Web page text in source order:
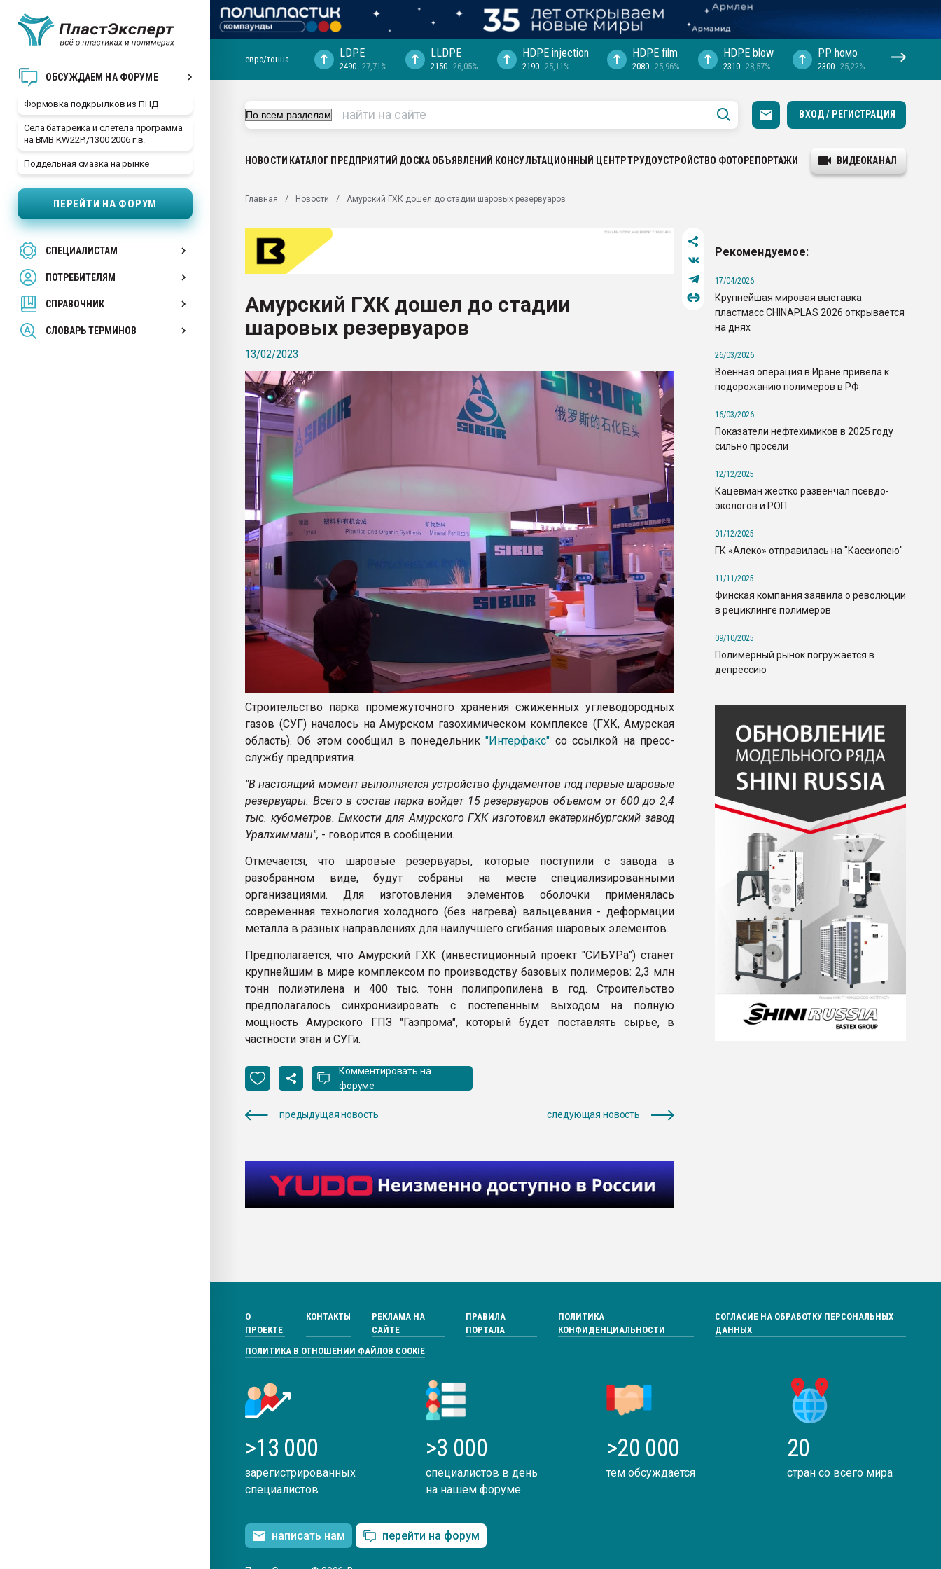
ОБСУЖДАЕМ НА ФОРУМЕ
Формовка подкрылков из ПНД
Села батарейка и слетела программа
на BMB KW22PI/1300 2006 г.в.
Поддельная смазка на рынке
ПЕРЕЙТИ НА ФОРУМ
СПЕЦИАЛИСТАМ
ПОТРЕБИТЕЛЯМ
СПРАВОЧНИК
СЛОВАРЬ ТЕРМИНОВ
29.07.2026 ФРП помог "Ижевскому
Вакуум-формовочные машины:
28.07.2026 Автоматизация выходит на
первый план в переработке
пластмасс
ситуацией на строительном рынке
Всё, что касается выдува ПЭТ
бутылок
ПЕРЕЙТИ НА ФОРУМ
евро/тонна LDPE
2490 27,71%
LLDPE
2150 26,05%
HDPE injection
2190 25,11%
HDPE film
2080 25,96%
HDPE blow
2310 28,57%
PP hомо
2300 25,22%
ВХОД / РЕГИСТРАЦИЯ
НОВОСТИ КАТАЛОГ ПРЕДПРИЯТИЙ ДОСКА ОБЪЯВЛЕНИЙ КОНСУЛЬТАЦИОННЫЙ ЦЕНТРТРУДОУСТРОЙСТВО ФОТОРЕПОРТАЖИ ВИДЕОКАНАЛ
Главная Новости Амурский ГХК дошел до стадии шаровых резервуаров
Амурский ГХК дошел до стадии
шаровых резервуаров
13/02/2023
Строительство парка промежуточного хранения сжиженных углеводородных
газов (СУГ) началось на Амурском газохимическом комплексе (ГХК, Амурская
область). Об этом сообщил в понедельник"Интерфакс" со ссылкой на пресс-
службу предприятия.
"В настоящий момент выполняется устройство фундаментов под первые шаровые
резервуары. Всего в состав парка войдет 15 резервуаров объемом от 600 до 2,4
тыс. кубометров. Емкости для Амурского ГХК изготовил екатеринбургский завод
Уралхиммаш", - говорится в сообщении.
Отмечается, что шаровые резервуары, которые поступили с завода в
разобранном виде, будут собраны на месте специализированными
организациями. Для изготовления элементов оболочки применялась
современная технология холодного (без нагрева) вальцевания - деформации
металла в разных направлениях для наилучшего сгибания шаровых элементов.
Предполагается, что Амурский ГХК (инвестиционный проект "СИБУРа") станет
крупнейшим в мире комплексом по производству базовых полимеров: 2,3 млн
тонн полиэтилена и 400 тыс. тонн полипропилена в год. Строительство
предполагалось синхронизировать с постепенным выходом на полную
мощность Амурского ГПЗ "Газпрома", который будет поставлять сырье, в
частности этан и СУГи.
Комментировать на
форуме
предыдущая новость следующая новость
Рекомендуемое:
17/04/2026
Крупнейшая мировая выставка
пластмасс CHINAPLAS 2026 открывается
на днях
26/03/2026
Военная операция в Иране привела к
подорожанию полимеров в РФ
16/03/2026
Показатели нефтехимиков в 2025 году
сильно просели
12/12/2025
Кацевман жестко развенчал псевдо-
экологов и РОП
01/12/2025
ГК «Алеко» отправилась на "Кассиопею"
11/11/2025
Финская компания заявила о революции
в рециклинге полимеров
09/10/2025
Полимерный рынок погружается в
депрессию
О
ПРОЕКТЕ
КОНТАКТЫ
РЕКЛАМА НА
САЙТЕ
ПРАВИЛА
ПОРТАЛА
ПОЛИТИКА
КОНФИДЕНЦИАЛЬНОСТИ
СОГЛАСИЕ НА ОБРАБОТКУ ПЕРСОНАЛЬНЫХ
ДАННЫХ
ПОЛИТИКА В ОТНОШЕНИИ ФАЙЛОВ COOKIE
>13 000
зарегистрированных
специалистов
>3 000
специалистов в день
на нашем форуме
>20 000
тем обсуждается
20
стран со всего мира
написать нам перейти на форум